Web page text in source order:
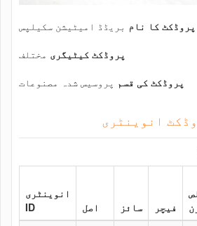
پروڈکٹ کا نام بریڈڈ امیٹیشن سکیلپس
پروڈکٹ کیٹیگری مختلف
پروڈکٹ کی قسم پروسیس شدہ مصنوعات
انوینٹری
انوینٹری
ID
اصل سائز فیچر